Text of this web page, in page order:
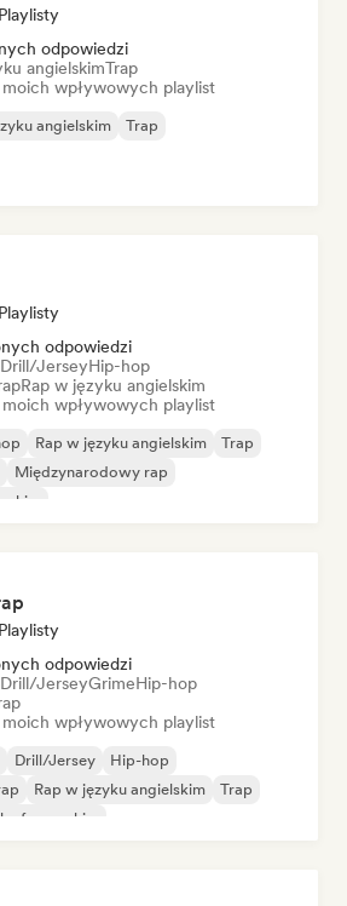
odpowiedzi
angielskimTrap
wpływowych playlist
angielskim Trap
odpowiedzi
Drill/JerseyHip-hop
Rap w języku angielskim
wpływowych playlist
Rap w języku angielskim
Trap
Międzynarodowy rap
odpowiedzi
Drill/JerseyGrimeHip-hop
wpływowych playlist
Drill/Jersey
Hip-hop
Rap w języku angielskim
Trap
francuskim